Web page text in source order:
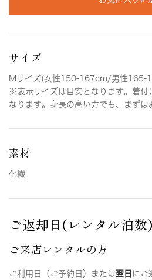
サイズ
Mサイズ(女性150-167cm/男性165-
※表示サイズは目安となります。着付
なります。身長の高い方でも、まずは
素材
化繊
ご返却日(レンタル泊数
ご来店レンタルの方
ご利用日（ご予約日）または翌日 にご